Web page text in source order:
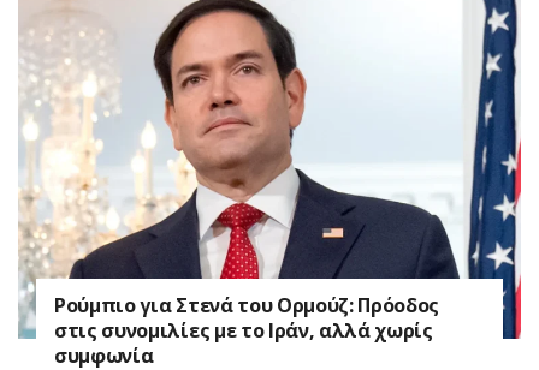
Ρούμπιο για Στενά του Ορμούζ: Πρόοδος
στις συνομιλίες με το Ιράν, αλλά χωρίς
συμφωνία